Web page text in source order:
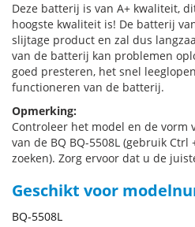
Deze batterij is van A+ kwaliteit,
hoogste kwaliteit is! De batterij
slijtage product en zal dus
van de batterij kan problemen
goed presteren, het snel
functioneren van de batterij.
Opmerking:
Controleer het model en de vorm
van de BQ BQ-5508L (gebruik
zoeken). Zorg ervoor dat u de
Geschikt voor
BQ-5508L